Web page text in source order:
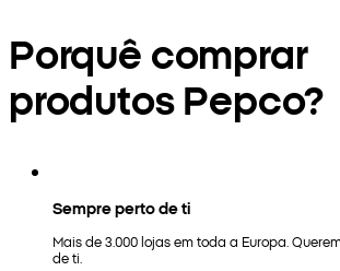
Porquê comprar
produtos Pepco?
Sempre perto de ti
Mais de 3.000 lojas em toda a Europa.
de ti.